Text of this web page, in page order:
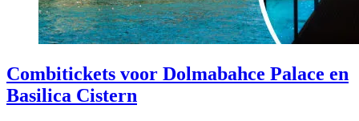
Combitickets voor Dolmabahce Palace en
Basilica Cistern